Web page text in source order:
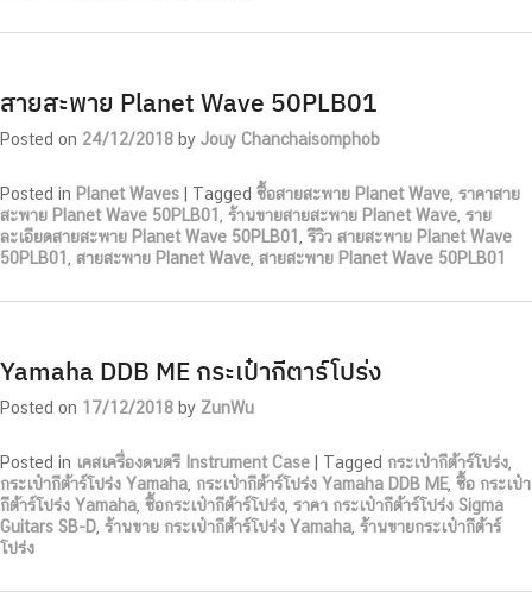
สายสะพาย Planet Wave 50PLB01
Posted on 24/12/2018 by Jouy Chanchaisomphob
Posted in Planet Waves Tagged ซื้อสายสะพาย Planet Wave ราคาสาย
สะพาย Planet Wave 50PLB01
ร้านขายสายสะพาย Planet Wave ราย
ละเอียดสายสะพาย Planet Wave 50PLB01
,รีวิว สายสะพาย Planet Wave
50PLB01
สายสะพาย Planet Wave สายสะพาย Planet Wave 50PLB01
Yamaha DDB ME กระเป๋ากีตาร์โปร่ง
Posted on 17/12/2018 by ZunWu
Posted in เคสเครื่องดนตรี Instrument Case Tagged กระเป๋ากีต้าร์โปร่ง
กระเป๋ากีต้าร์โปร่ง Yamaha กระเป๋ากีต้าร์โปร่ง Yamaha DDB ME, ซื้อ กระเป๋า
กีต้าร์โปร่ง Yamaha ซื้อกระเป๋ากีต้าร์โปร่ง ราคา กระเป๋ากีต้าร์โปร่ง Sigma
Guitars SB-D ร้านขาย กระเป๋ากีต้าร์โปร่ง Yamaha ร้านขายกระเป๋ากีต้าร์
โปร่ง